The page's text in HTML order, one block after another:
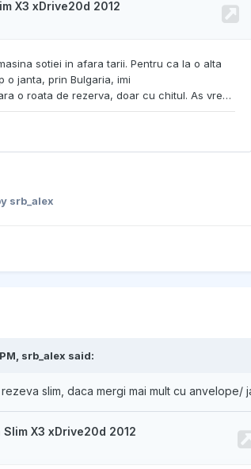
srb_alex
srb_alex said:
slim, daca mergi mai mult cu